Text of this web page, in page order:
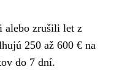
alebo zrušili let z
250 až 600 € na
do 7 dní.